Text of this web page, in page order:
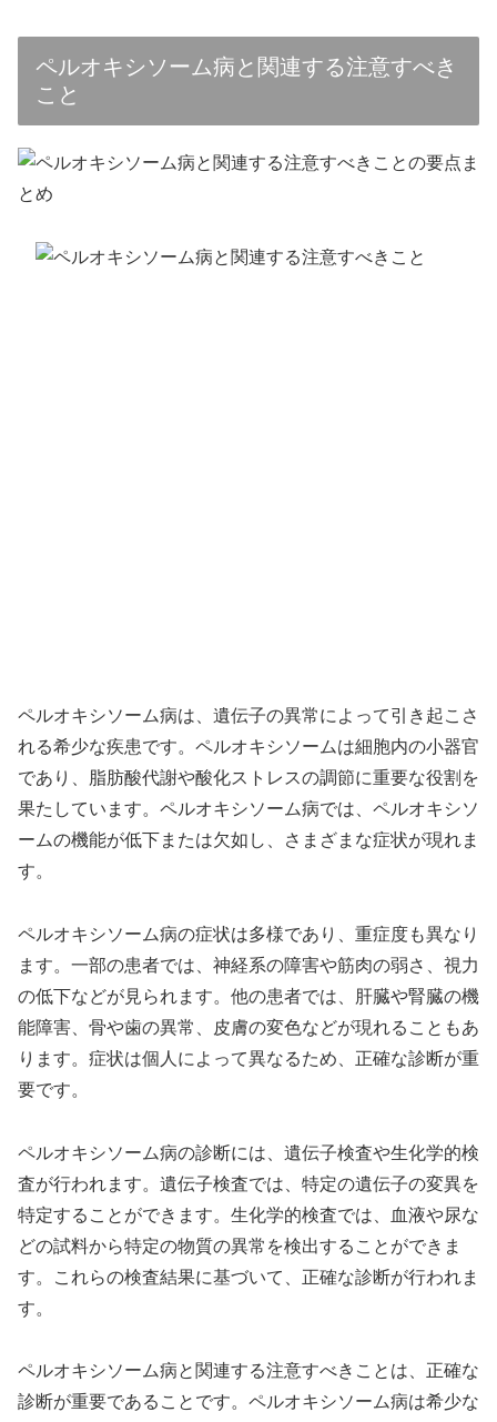
ペルオキシソーム病と関連する注意すべき
こと
ペルオキシソーム病は、遺伝子の異常によって引き起こさ
れる希少な疾患です。ペルオキシソームは細胞内の小器官
であり、脂肪酸代謝や酸化ストレスの調節に重要な役割を
果たしています。ペルオキシソーム病では、ペルオキシソ
ームの機能が低下または欠如し、さまざまな症状が現れま
す。
ペルオキシソーム病の症状は多様であり、重症度も異なり
ます。一部の患者では、神経系の障害や筋肉の弱さ、視力
の低下などが見られます。他の患者では、肝臓や腎臓の機
能障害、骨や歯の異常、皮膚の変色などが現れることもあ
ります。症状は個人によって異なるため、正確な診断が重
要です。
ペルオキシソーム病の診断には、遺伝子検査や生化学的検
査が行われます。遺伝子検査では、特定の遺伝子の変異を
特定することができます。生化学的検査では、血液や尿な
どの試料から特定の物質の異常を検出することができま
す。これらの検査結果に基づいて、正確な診断が行われま
す。
ペルオキシソーム病と関連する注意すべきことは、正確な
診断が重要であることです。ペルオキシソーム病は希少な